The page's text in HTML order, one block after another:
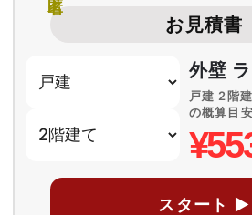
お見積書
外壁
戸建 2階
の概算目安
スタート ▶